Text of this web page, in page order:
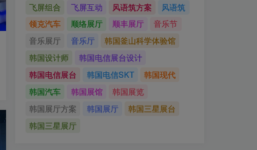
飞屏组合
飞屏互动 风语筑方案
风语筑
领克汽车
顺络展厅 顺丰展厅
音乐节
音乐展厅
音乐厅
韩国釜山科学体验馆
韩国设计师
韩国电信展台设计
韩国电信展台
韩国电信SKT
韩国现代
韩国汽车
韩国展馆
韩国展览
韩国展厅方案
韩国展厅
韩国三星展台
韩国三星展厅